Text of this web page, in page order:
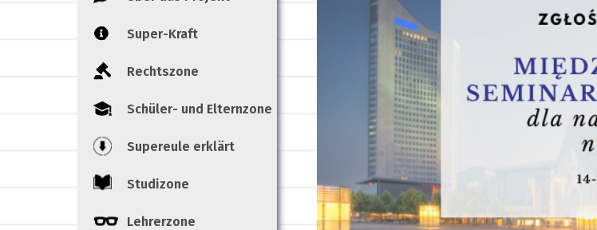
Super-Kraft
Rechtszone
Schüler- und Elternzone
Supereule erklärt
Studizone
Lehrerzone